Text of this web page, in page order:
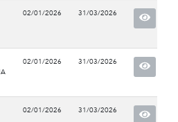
02/01/2026 31/03/2026
02/01/2026 31/03/2026
02/01/2026 31/03/2026